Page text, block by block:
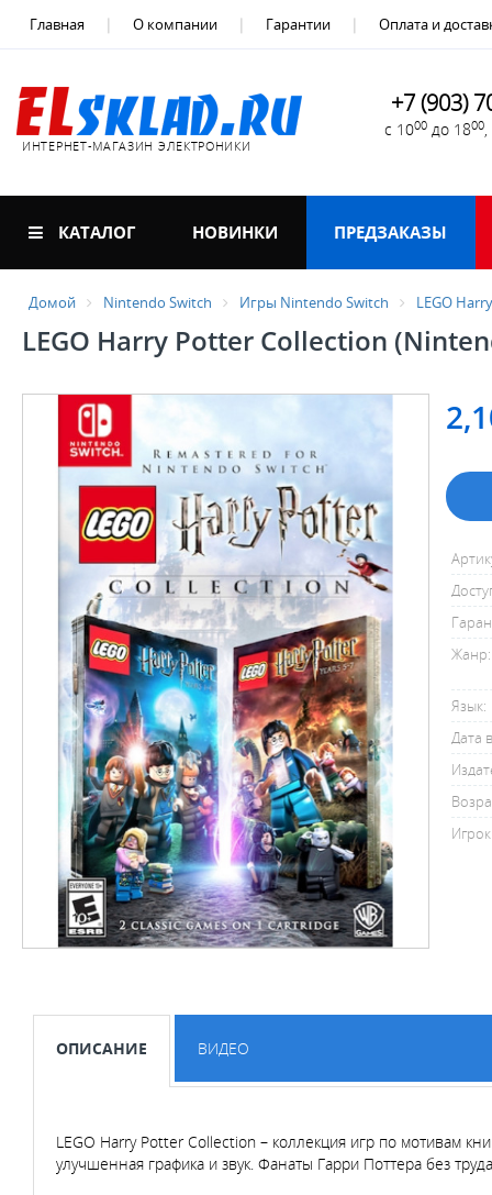
Главная О компании Гарантии Оплата и
ИНТЕРНЕТ-МАГАЗИН ЭЛЕКТРОНИКИ
+7 (903)
с 1000 до 1800
КАТАЛОГ НОВИНКИ ПРЕДЗАКАЗЫ
Домой Nintendo Switch Игры Nintendo Switch LEGO
LEGO Harry Potter Collection
Жанр:
Язык:
Дата
ОПИСАНИЕ ВИДЕО
LEGO Harry Potter Collection – коллекция игр по мотивам
улучшенная графика и звук. Фанаты Гарри Поттера без